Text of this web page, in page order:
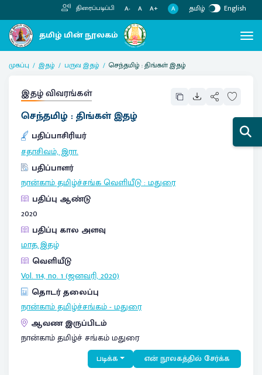
திரைப்படிப்பி A- A A+ A தமிழ் English
முகப்பு இதழ் பருவ இதழ் செந்தமிழ் : திங்கள் இதழ்
இதழ் விவரங்கள்
செந்தமிழ் : திங்கள் இதழ்
பதிப்பாசிரியர்
சதாசிவம், இரா.
பதிப்பாளர்
நான்காம் தமிழ்ச்சங்க வெளியீடு:மதுரை
பதிப்பு ஆண்டு
2020
பதிப்பு கால அளவு
மாத இதழ்
வெளியீடு
Vol. 114, no. 1 (ஜனவரி, 2020)
தொடர் தலைப்பு
நான்காம் தமிழ்ச்சங்கம் - மதுரை
ஆவண இருப்பிடம்
நான்காம் தமிழ்ச் சங்கம் மதுரை
படிக்க என் நூலகத்தில் சேர்க்க